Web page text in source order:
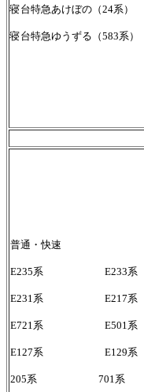
寝台特急あけぼの（24系）
寝台特急ゆうずる（583系）
普通・快速
E235系 E233系
E231系 E217系
E721系 E501系
E127系 E129系
205系 701系